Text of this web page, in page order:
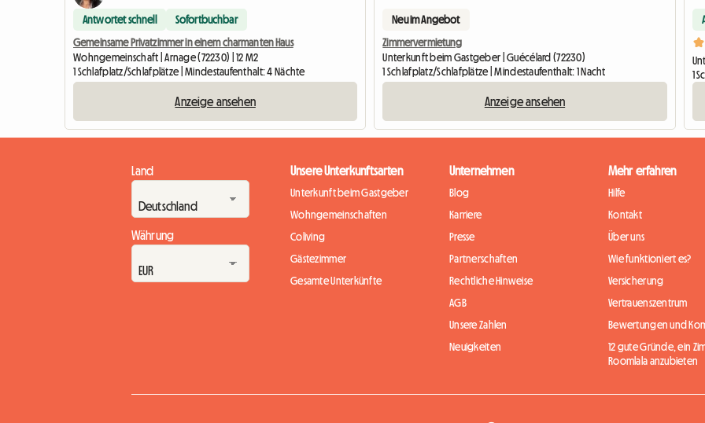
Antwortet schnell Sofortbuchbar
Gemeinsame Privatzimmer in einem charmanten Haus
Wohngemeinschaft | Arnage (72230) | 12 M2
1 Schlafplatz/Schlafplätze | Mindestaufenthalt: 4 Nächte
Anzeige ansehen
Neu im Angebot
Zimmervermietung
Unterkunft beim Gastgeber | Guécélard (72230)
1 Schlafplatz/Schlafplätze | Mindestaufenthalt: 1 Nacht
Anzeige ansehen
1
Land
Währung
Unsere Unterkunftsarten
Unterkunft beim Gastgeber
Wohngemeinschaften
Coliving
Gästezimmer
Gesamte Unterkünfte
Unternehmen
Blog
Karriere
Presse
Partnerschaften
Rechtliche Hinweise
AGB
Unsere Zahlen
Neuigkeiten
Mehr erfahren
Hilfe
Kontakt
Über uns
Wie funktioniert es?
Versicherung
Vertrauenszentrum
Bewertungen und
12 gute Gründe, ein
Roomlala anzubieten